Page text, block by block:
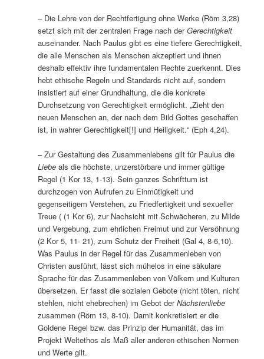
– Die Lehre von der Rechtfertigung ohne Werke (Röm 3,28)
setzt sich mit der zentralen Frage nach derGerechtigkeit
auseinander. Nach Paulus gibt es eine tiefere Gerechtigkeit,
die alle Menschen als Menschen akzeptiert und ihnen
deshalb effektiv ihre fundamentalen Rechte zuerkennt. Dies
hebt ethische Regeln und Standards nicht auf, sondern
insistiert auf einer Grundhaltung, die die konkrete
Durchsetzung von Gerechtigkeit ermöglicht. „Zieht den
neuen Menschen an, der nach dem Bild Gottes geschaffen
ist, in wahrer Gerechtigkeit[!] und Heiligkeit.“ (Eph 4,24).
– Zur Gestaltung des Zusammenlebens gilt für Paulus die
Liebe als die höchste, unzerstörbare und immer gültige
Regel (1 Kor 13, 1-13). Sein ganzes Schrifttum ist
durchzogen von Aufrufen zu Einmütigkeit und
gegenseitigem Verstehen, zu Friedfertigkeit und sexueller
Treue ( (1 Kor 6), zur Nachsicht mit Schwächeren, zu Milde
und Vergebung, zum ehrlichen Freimut und zur Versöhnung
(2 Kor 5, 11- 21), zum Schutz der Freiheit (Gal 4, 8-6,10).
Was Paulus in der Regel für das Zusammenleben von
Christen ausführt, lässt sich mühelos in eine säkulare
Sprache für das Zusammenleben von Völkern und Kulturen
übersetzen. Er fasst die sozialen Gebote (nicht töten, nicht
stehlen, nicht ehebrechen) im Gebot derNächstenliebe
zusammen (Röm 13, 8-10). Damit konkretisiert er die
Goldene Regel bzw. das Prinzip der Humanität, das im
Projekt Weltethos als Maß aller anderen ethischen Normen
und Werte gilt.